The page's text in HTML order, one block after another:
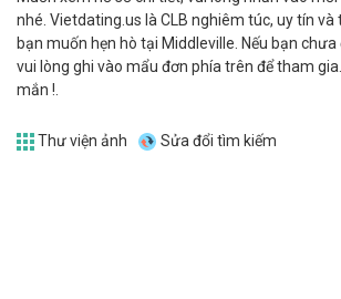
nhé. Vietdating.us là CLB nghiêm túc, uy tín và
bạn muốn hẹn hò tại Middleville. Nếu bạn chưa
vui lòng ghi vào mẩu đơn phía trên để tham
mắn !.
Thư viện ảnh Sửa đổi tìm kiếm